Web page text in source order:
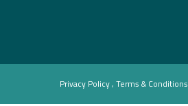
Privacy Policy , Terms & Conditions